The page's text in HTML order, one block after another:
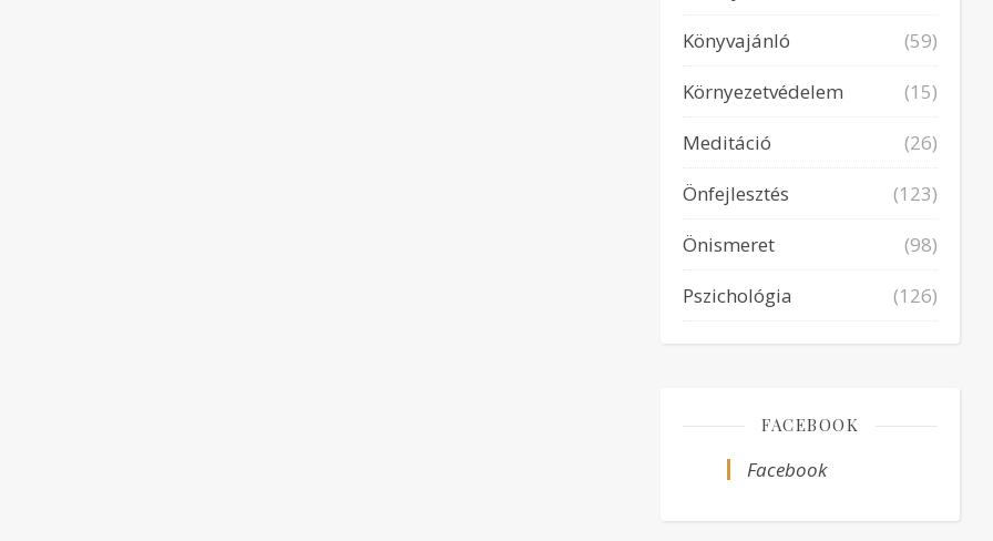
Könyvajánló
(59)
Környezetvédelem
(15)
Meditáció
(26)
Önfejlesztés
(123)
Önismeret
(98)
Pszichológia
(126)
FACEBOOK
Facebook